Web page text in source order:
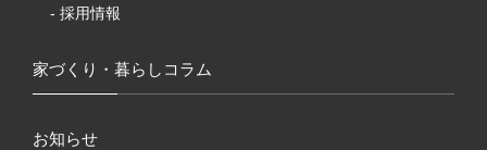
- 採用情報
家づくり・暮らしコラム
お知らせ